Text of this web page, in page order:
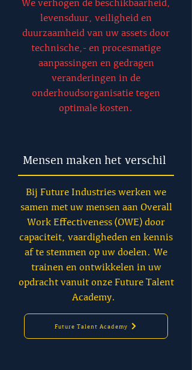
levensduur, veiligheid en
duurzaamheid van uw assets door
technische,- en procesmatige
aanpassingen en gedragen
veranderingen in de
onderhoudsorganisatie tegen
optimale kosten.
Mensen maken het verschil
Bij Future Industries werken we
samen met uw mensen aan Overall
Work Effectiveness (OWE) door
capaciteit, vaardigheden en kennis
af te stemmen op uw doelen. We
trainen en ontwikkelen in uw
opdracht vanuit onze Future Talent
Academy.
Future Talent Academy